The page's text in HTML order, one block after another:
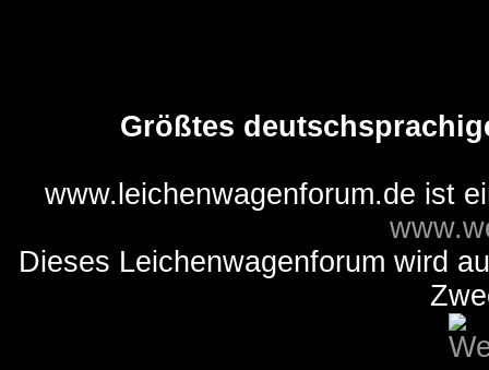
Größtes
www.leichenwagenforum.de ist
Dieses Leichenwagenforum wird